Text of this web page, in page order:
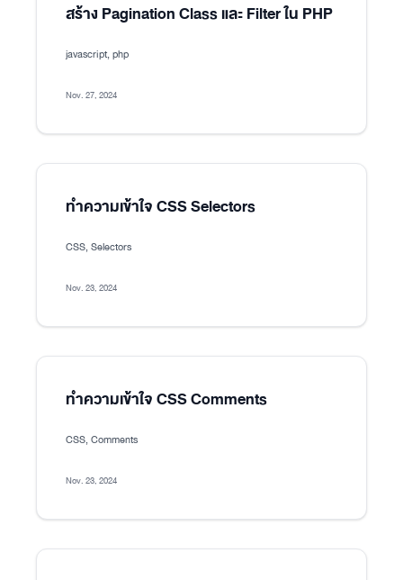
สร้าง Pagination Class และ Filter ใน PHP
javascript, php
Nov. 27, 2024
ทำความเข้าใจ CSS Selectors
CSS, Selectors
Nov. 23, 2024
ทำความเข้าใจ CSS Comments
CSS, Comments
Nov. 23, 2024